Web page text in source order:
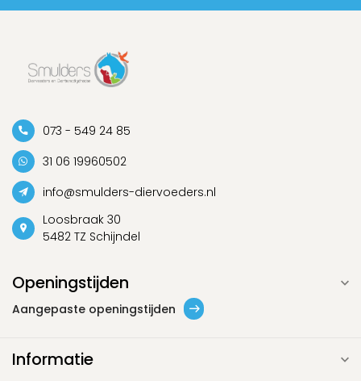
073 - 549 24 85
31 06 19960502
info@smulders-diervoeders.nl
Loosbraak 30
5482 TZ Schijndel
Openingstijden
Aangepaste openingstijden
Informatie